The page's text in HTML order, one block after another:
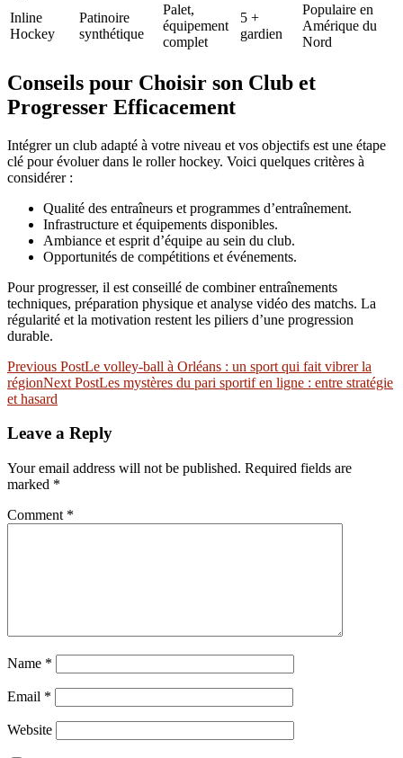
Inline
Hockey
Patinoire
synthétique
Palet,
équipement
complet
5 +
gardien
Populaire en
Amérique du
Nord
Conseils pour Choisir son Club et
Progresser Efficacement
Intégrer un club adapté à votre niveau et vos objectifs est une étape
clé pour évoluer dans le roller hockey. Voici quelques critères à
considérer :
Qualité des entraîneurs et programmes d’entraînement.
Infrastructure et équipements disponibles.
Ambiance et esprit d’équipe au sein du club.
Opportunités de compétitions et événements.
Pour progresser, il est conseillé de combiner entraînements
techniques, préparation physique et analyse vidéo des matchs. La
régularité et la motivation restent les piliers d’une progression
durable.
Post
navigation
Previous PostLe volley-ball à Orléans : un sport qui fait vibrer la
régionNext PostLes mystères du pari sportif en ligne : entre stratégie
et hasard
Leave a Reply
Your email address will not be published. Required fields are
marked *
Comment *
Name *
Email *
Website